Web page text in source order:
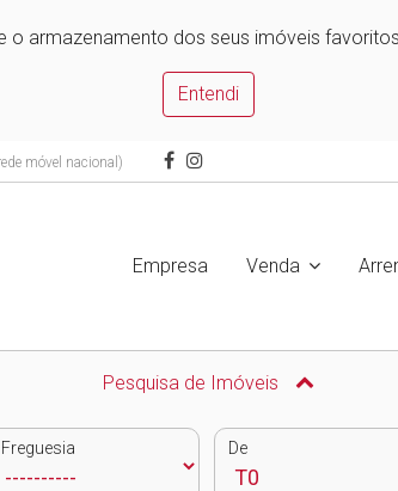
o armazenamento dos seus imóveis
Entendi
móvel nacional)
Empresa Venda
Pesquisa de Imóveis
Freguesia De